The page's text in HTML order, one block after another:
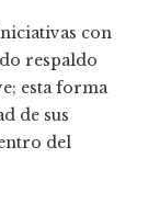
con
respaldo
esta forma
de sus
del